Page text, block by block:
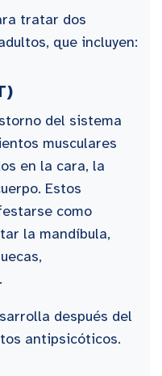
tratar dos
que incluyen:
del sistema
musculares
en la cara, la
Estos
como
la mandíbula,
después del
antipsicóticos.